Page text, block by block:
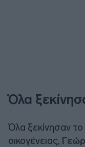
Όλα
Όλα ξεκίνησαν
οικογένειας,